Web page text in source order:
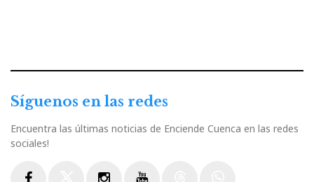
Síguenos en las redes
Encuentra las últimas noticias de Enciende Cuenca en las redes
sociales!